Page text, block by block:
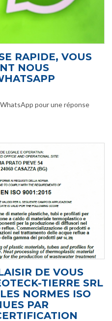
RAPIDE, VOUS
NOUS
pour une réponse
DE VOUS
TIERRE SRL
NORMES ISO
PAR